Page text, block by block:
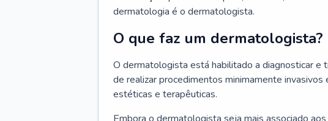
dermatologia é o dermatologista.
O que faz um dermatologista?
O dermatologista está habilitado a diagnosticar e
de realizar procedimentos minimamente
estéticas e terapêuticas.